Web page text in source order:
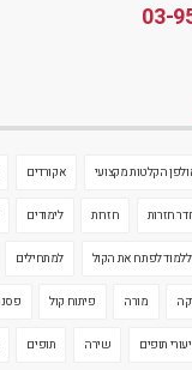
03-
הקלטות מקצועי אקורדים
חזרות חזרות לימודים
ללמוד לפתח את הקול למתחילים
מורה פיתוח קול
תופים שירה תופים